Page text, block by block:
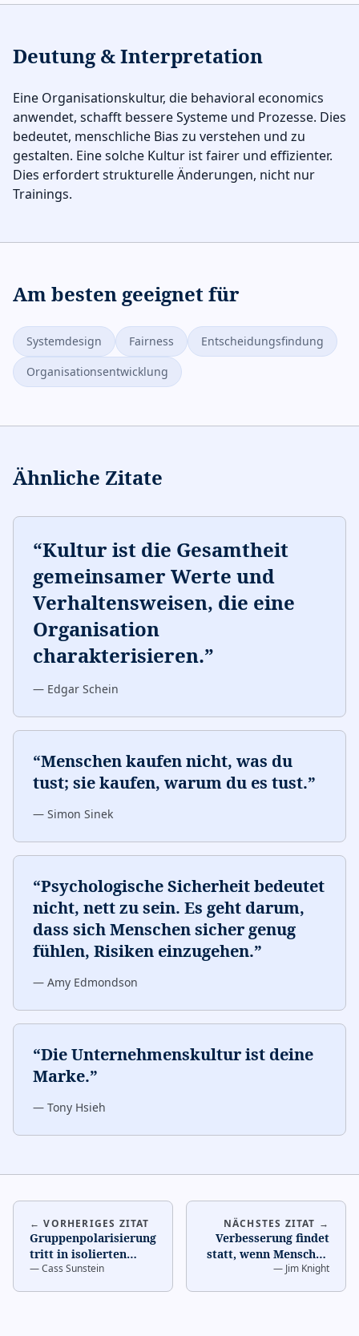
Deutung & Interpretation
Eine Organisationskultur, die behavioral economics
anwendet, schafft bessere Systeme und Prozesse. Dies
bedeutet, menschliche Bias zu verstehen und zu
gestalten. Eine solche Kultur ist fairer und effizienter.
Dies erfordert strukturelle Änderungen, nicht nur
Trainings.
Am besten geeignet für
Systemdesign Fairness
Entscheidungsfindung
Organisationsentwicklung
Ähnliche Zitate
“Kultur ist die Gesamtheit
gemeinsamer Werte und
Verhaltensweisen, die eine
Organisation
charakterisieren.”
— Edgar Schein
“Menschen kaufen nicht, was du
tust; sie kaufen, warum du es tust.”
— Simon Sinek
“Psychologische Sicherheit bedeutet
nicht, nett zu sein. Es geht darum,
dass sich Menschen sicher genug
fühlen, Risiken einzugehen.”
— Amy Edmondson
“Die Unternehmenskultur ist deine
Marke.”
— Tony Hsieh
← VORHERIGES ZITAT
Gruppenpolarisierung
tritt in isolierten
Kulturen auf.
—Cass Sunstein
NÄCHSTES ZITAT →
Verbesserung findet
statt, wenn Menschen
Lernkonversationen
— Jim Knight